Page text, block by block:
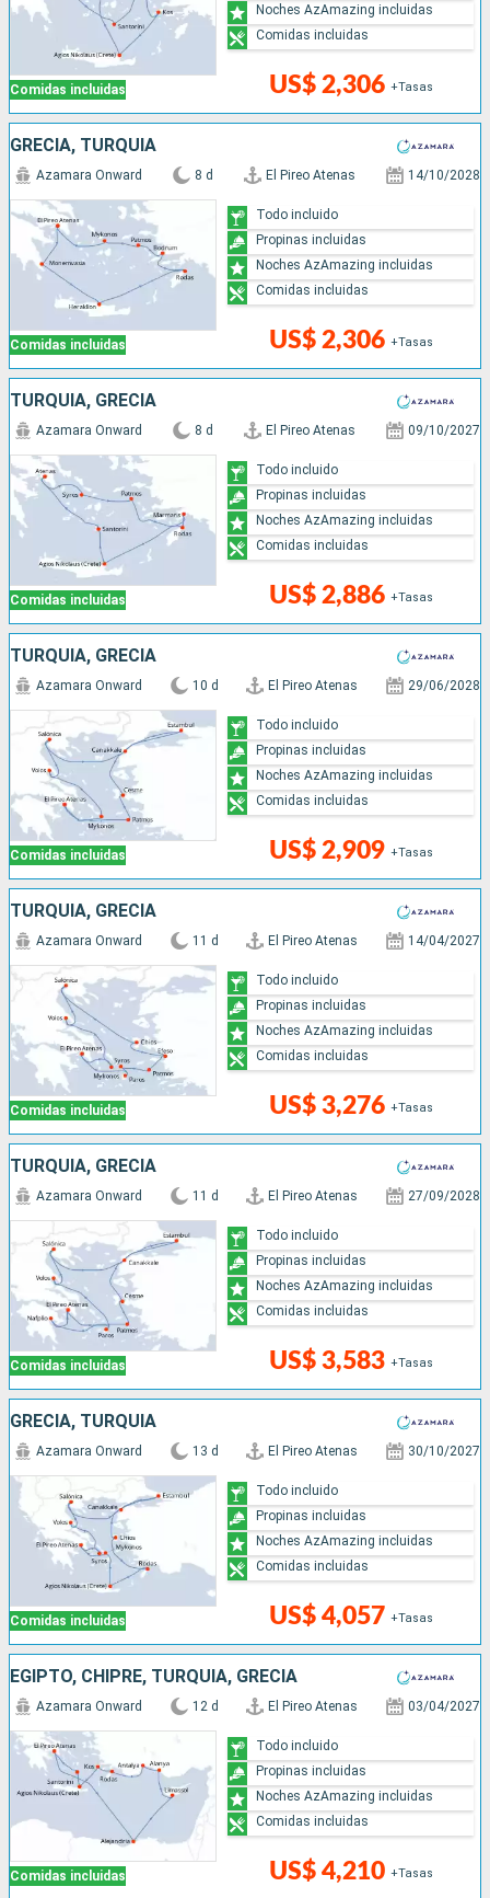
Comidas incluidas US$ 2,306 +Tasas
Noches AzAmazing incluidas
Comidas incluidas
GRECIA, TURQUÍA
Comidas incluidas
Azamara Onward 8 d El Pireo Atenas 14/10/2028
US$ 2,306 +Tasas
Todo incluido
Propinas incluidas
Noches AzAmazing incluidas
Comidas incluidas
TURQUÍA, GRECIA
Comidas incluidas
Azamara Onward 8 d El Pireo Atenas 09/10/2027
US$ 2,886 +Tasas
Todo incluido
Propinas incluidas
Noches AzAmazing incluidas
Comidas incluidas
TURQUÍA, GRECIA
Comidas incluidas
Azamara Onward 10 d El Pireo Atenas 29/06/2028
US$ 2,909 +Tasas
Todo incluido
Propinas incluidas
Noches AzAmazing incluidas
Comidas incluidas
TURQUÍA, GRECIA
Comidas incluidas
Azamara Onward 11 d El Pireo Atenas 14/04/2027
US$ 3,276 +Tasas
Todo incluido
Propinas incluidas
Noches AzAmazing incluidas
Comidas incluidas
TURQUÍA, GRECIA
Comidas incluidas
Azamara Onward 11 d El Pireo Atenas 27/09/2028
US$ 3,583 +Tasas
Todo incluido
Propinas incluidas
Noches AzAmazing incluidas
Comidas incluidas
GRECIA, TURQUÍA
Comidas incluidas
Azamara Onward 13 d El Pireo Atenas 30/10/2027
US$ 4,057 +Tasas
Todo incluido
Propinas incluidas
Noches AzAmazing incluidas
Comidas incluidas
EGIPTO, CHIPRE, TURQUÍA, GRECIA
Comidas incluidas
Azamara Onward 12 d El Pireo Atenas 03/04/2027
US$ 4,210 +Tasas
Todo incluido
Propinas incluidas
Noches AzAmazing incluidas
Comidas incluidas